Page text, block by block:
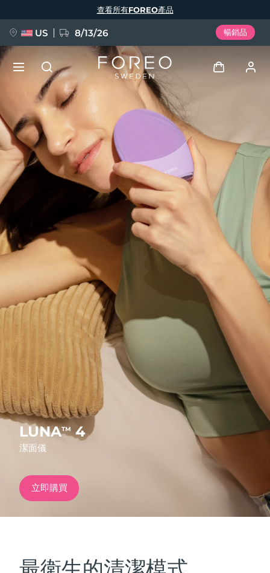
LUNATM4
潔面儀
立即購買
查看所有FOREO產品
US 8/13/26 暢銷品
用戶信息
我的設備
我的訂單
我的地址
我的訂閱
新品
FAQ™ Pure Beauty-Tech Elixir
BREAKING NEWS
issa™ Teeth Whitening Set
FAQ™ Dual LED Panel
熱門產品
特別優惠
紅光療法
語言
English Deutsch
Español
Français
Italiano
Português
Svenska
Русский
Türkçe
简体中文 繁體中文
發貨國家
美國 預計送達日期 13/8/26
英國 預計送達日期 12/8/26
西班牙 12/8/26
澳洲 預計送達日期 15/8/26
法國 預計送達日期
德國 預計送達日期
加拿大 預計送達日期 16/8/26
奧地利 預計送達日期